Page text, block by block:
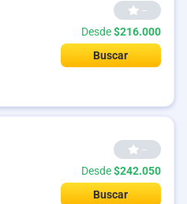
--
Desde$216.000
Buscar
--
Desde$242.050
Buscar